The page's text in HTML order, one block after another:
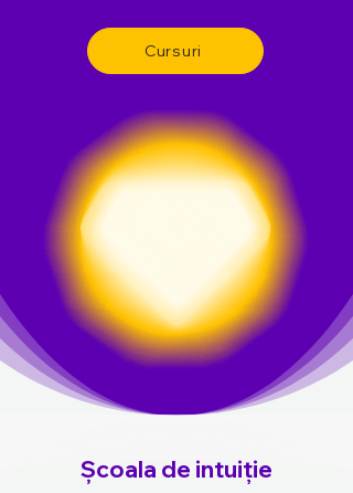
Cursuri
Școala de intuiție